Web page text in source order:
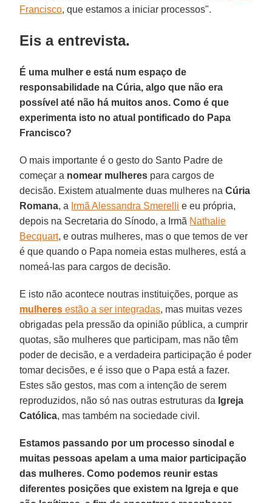
Francisco, que estamos a iniciar processos".
Eis a entrevista.
É uma mulher e está num espaço de
responsabilidade na Cúria, algo que não era
possível até não há muitos anos. Como é que
experimenta isto no atual pontificado do Papa
Francisco?
O mais importante é o gesto do Santo Padre de
começar a nomear mulheres para cargos de
decisão. Existem atualmente duas mulheres na Cúria
Romana, a Irmã Alessandra Smerelli e eu própria,
depois na Secretaria do Sínodo, a Irmã Nathalie
Becquart, e outras mulheres, mas o que temos de ver
é que quando o Papa nomeia estas mulheres, está a
nomeá-las para cargos de decisão.
E isto não acontece noutras instituições, porque as
mulheres estão a ser integradas, mas muitas vezes
obrigadas pela pressão da opinião pública, a cumprir
quotas, são mulheres que participam, mas não têm
poder de decisão, e a verdadeira participação é poder
tomar decisões, e é isso que o Papa está a fazer.
Estes são gestos, mas com a intenção de serem
reproduzidos, não só nas outras estruturas da Igreja
Católica, mas também na sociedade civil.
Estamos passando por um processo sinodal e
muitas pessoas apelam a uma maior participação
das mulheres. Como podemos reunir estas
diferentes posições que existem na Igreja e que